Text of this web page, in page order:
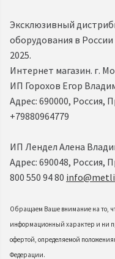
Эксклюзивный
оборудования в
2025.
Интернет магазин. г.
ИП Горохов Егор
Адрес: 690000, Россия,
+79880964779
ИП Лендел Алена
Адрес: 690048, Россия,
800 550 94 80
Обращаем Ваше внимание на то,
информационный характер и ни
офертой, определяемой
Федерации.